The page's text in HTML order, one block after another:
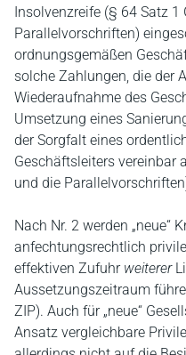
Insolvenzreife (§ 64 Satz 1
Parallelvorschriften)
ordnungsgemäßen
solche Zahlungen, die der
Wiederaufnahme des
Umsetzung eines
der Sorgfalt eines
Geschäftsleiters vereinbar
und die
Nach Nr. 2 werden „neue“
anfechtungsrechtlich
effektiven Zufuhr weiterer
Aussetzungszeitraum
ZIP). Auch für „neue“
Ansatz vergleichbare